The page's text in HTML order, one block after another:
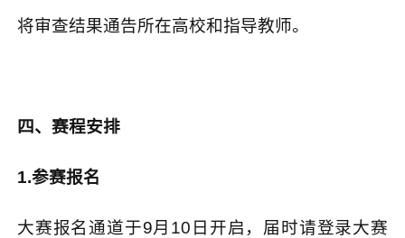
将审查结果通告所在高校和指导教师。
四、赛程安排
1.参赛报名
大赛报名通道于9月 10 日开启，届时请登录大赛